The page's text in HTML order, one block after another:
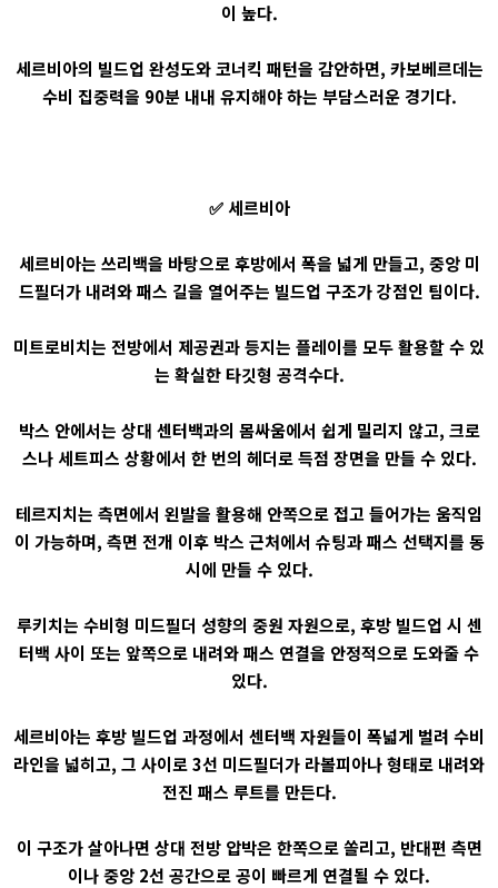
이 높다.
세르비아의 빌드업 완성도와 코너킥 패턴을 감안하면, 카보베르데는
수비 집중력을 90분 내내 유지해야 하는 부담스러운 경기다.
✅ 세르비아
세르비아는 쓰리백을 바탕으로 후방에서 폭을 넓게 만들고, 중앙 미
드필더가 내려와 패스 길을 열어주는 빌드업 구조가 강점인 팀이다.
미트로비치는 전방에서 제공권과 등지는 플레이를 모두 활용할 수 있
는 확실한 타깃형 공격수다.
박스 안에서는 상대 센터백과의 몸싸움에서 쉽게 밀리지 않고, 크로
스나 세트피스 상황에서 한 번의 헤더로 득점 장면을 만들 수 있다.
테르지치는 측면에서 왼발을 활용해 안쪽으로 접고 들어가는 움직임
이 가능하며, 측면 전개 이후 박스 근처에서 슈팅과 패스 선택지를 동
시에 만들 수 있다.
루키치는 수비형 미드필더 성향의 중원 자원으로, 후방 빌드업 시 센
터백 사이 또는 앞쪽으로 내려와 패스 연결을 안정적으로 도와줄 수
있다.
세르비아는 후방 빌드업 과정에서 센터백 자원들이 폭넓게 벌려 수비
라인을 넓히고, 그 사이로 3선 미드필더가 라볼피아나 형태로 내려와
전진 패스 루트를 만든다.
이 구조가 살아나면 상대 전방 압박은 한쪽으로 쏠리고, 반대편 측면
이나 중앙 2선 공간으로 공이 빠르게 연결될 수 있다.